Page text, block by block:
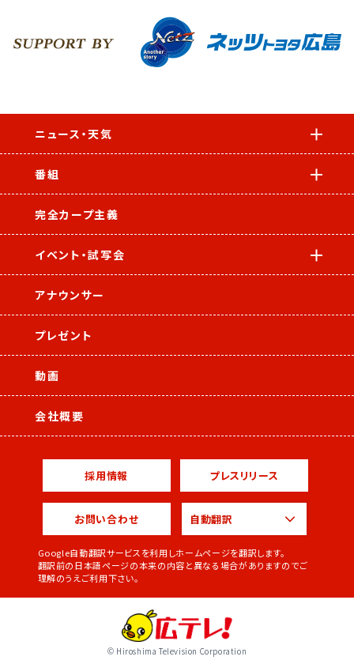
ニュース・天気
番組
完全カープ主義
イベント・試写会
アナウンサー
プレゼント
動画
会社概要
採用情報 プレスリリース
お問い合わせ
Google自動翻訳サービスを利用しホームページを翻訳します。
翻訳前の日本語ページの本来の内容と異なる場合がありますのでご
理解のうえご利用下さい。
© Hiroshima Television Corporation